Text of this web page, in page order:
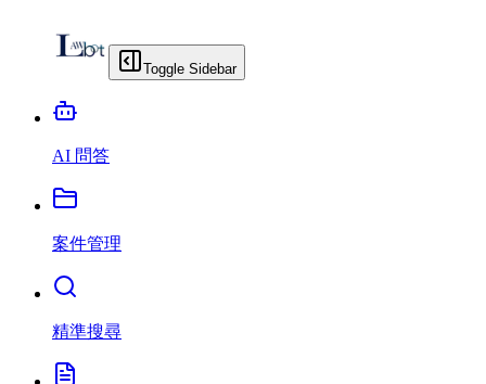
Toggle Sidebar
AI 問答
案件管理
精準搜尋